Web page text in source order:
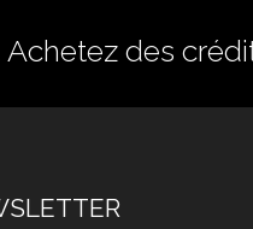
Achetez des